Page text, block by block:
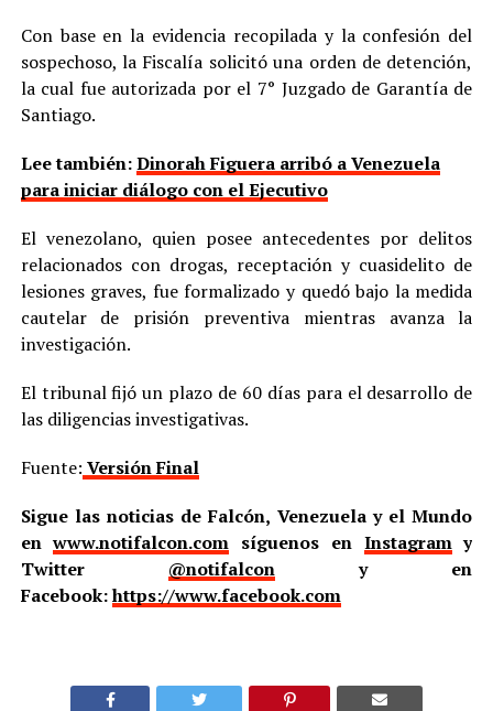
Con base en la evidencia recopilada y la confesión del
sospechoso, la Fiscalía solicitó una orden de detención,
la cual fue autorizada por el 7° Juzgado de Garantía de
Santiago.
Lee también:Dinorah Figuera arribó a Venezuela
para iniciar diálogo con el Ejecutivo
El venezolano, quien posee antecedentes por delitos
relacionados con drogas, receptación y cuasidelito de
lesiones graves, fue formalizado y quedó bajo la medida
cautelar de prisión preventiva mientras avanza la
investigación.
El tribunal fijó un plazo de 60 días para el desarrollo de
las diligencias investigativas.
Fuente: Versión Final
Sigue las noticias de Falcón, Venezuela y el Mundo
enwww.notifalcon.com síguenos en Instagramy
Twitter @notifalcony en
Facebook:https://www.facebook.com